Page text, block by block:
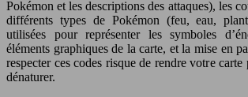
Pokémon et les descriptions des attaques), les
différents types de Pokémon (feu, eau,
utilisées pour représenter les symboles
éléments graphiques de la carte, et la mise en
respecter ces codes risque de rendre votre
dénaturer.